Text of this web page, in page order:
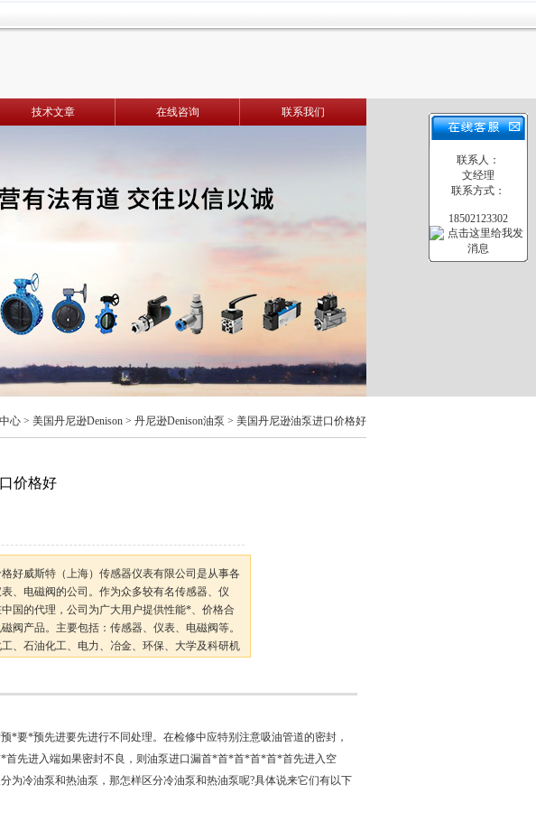
技术文章 在线咨询 联系我们
心 > 美国丹尼逊Denison > 丹尼逊Denison油泵 > 美国丹尼逊油泵进口价格好
价格好
好威斯特（上海）传感器仪表有限公司是从事各
、电磁阀的公司。作为众多较有名传感器、仪
国的代理，公司为广大用户提供性能*、价格合
阀产品。主要包括：传感器、仪表、电磁阀等。
、石油化工、电力、冶金、环保、大学及科研机
要*预先进要先进行不同处理。在检修中应特别注意吸油管道的密封，
先进入端如果密封不良，则油泵进口漏首*首*首*首*首*首先进入空
为冷油泵和热油泵，那怎样区分冷油泵和热油泵呢?具体说来它们有以下
联系人：
文经理
联系方式：
18502123302